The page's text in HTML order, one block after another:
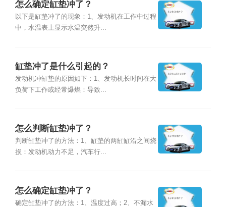
怎么确定缸垫冲了？
以下是缸垫冲了的现象：1、发动机在工作中过程
中，水温表上显示水温突然升...
缸垫冲了是什么引起的？
发动机冲缸垫的原因如下：1、发动机长时间在大
负荷下工作或经常爆燃：导致...
怎么判断缸垫冲了？
判断缸垫冲了的方法：1、缸垫的两缸缸沿之间烧
损：发动机动力不足，汽车行...
怎么确定缸垫冲了？
确定缸垫冲了的方法：1、温度过高；2、不漏水